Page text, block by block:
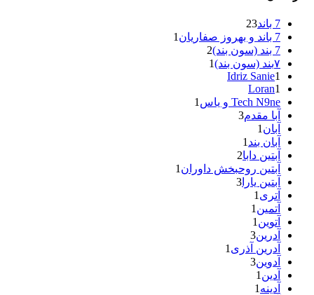
7 باند
23
7 باند و بهروز صفاریان
1
7 بند (سون بند)
2
۷بند (سون بند)
1
Idriz Sanie1
Loran1
Tech N9ne و یاس
1
آبا مقدم3
آبان 1
آبان بند 1
آبتین دابا2
آبتین روحبخش داوران 1
آبتین یارا 3
آتری 1
آتمین 1
آتوین 1
آدرین3
آدرین آذری 1
آدوین3
آدین 1
آدینه 1